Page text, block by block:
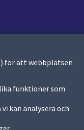
för att webbplatsen
funktioner som
kan analysera och